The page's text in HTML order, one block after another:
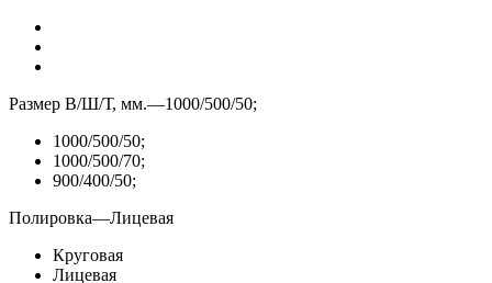
Размер В/Ш/Т, мм.—1000/500/50;
1000/500/50;
1000/500/70;
900/400/50;
Полировка—Лицевая
Круговая
Лицевая